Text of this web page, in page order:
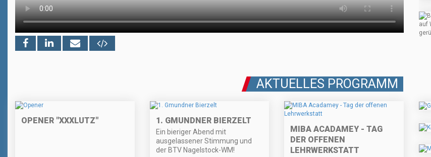
AKTUELLES PROGRAMM
OPENER "XXXLUTZ" 1. GMUNDNER BIERZELT
Ein bieriger Abend mit
ausgelassener Stimmung und
der BTV Nagelstock-WM!
MIBA ACADAMEY - TAG
DER OFFENEN
LEHRWERKSTATT